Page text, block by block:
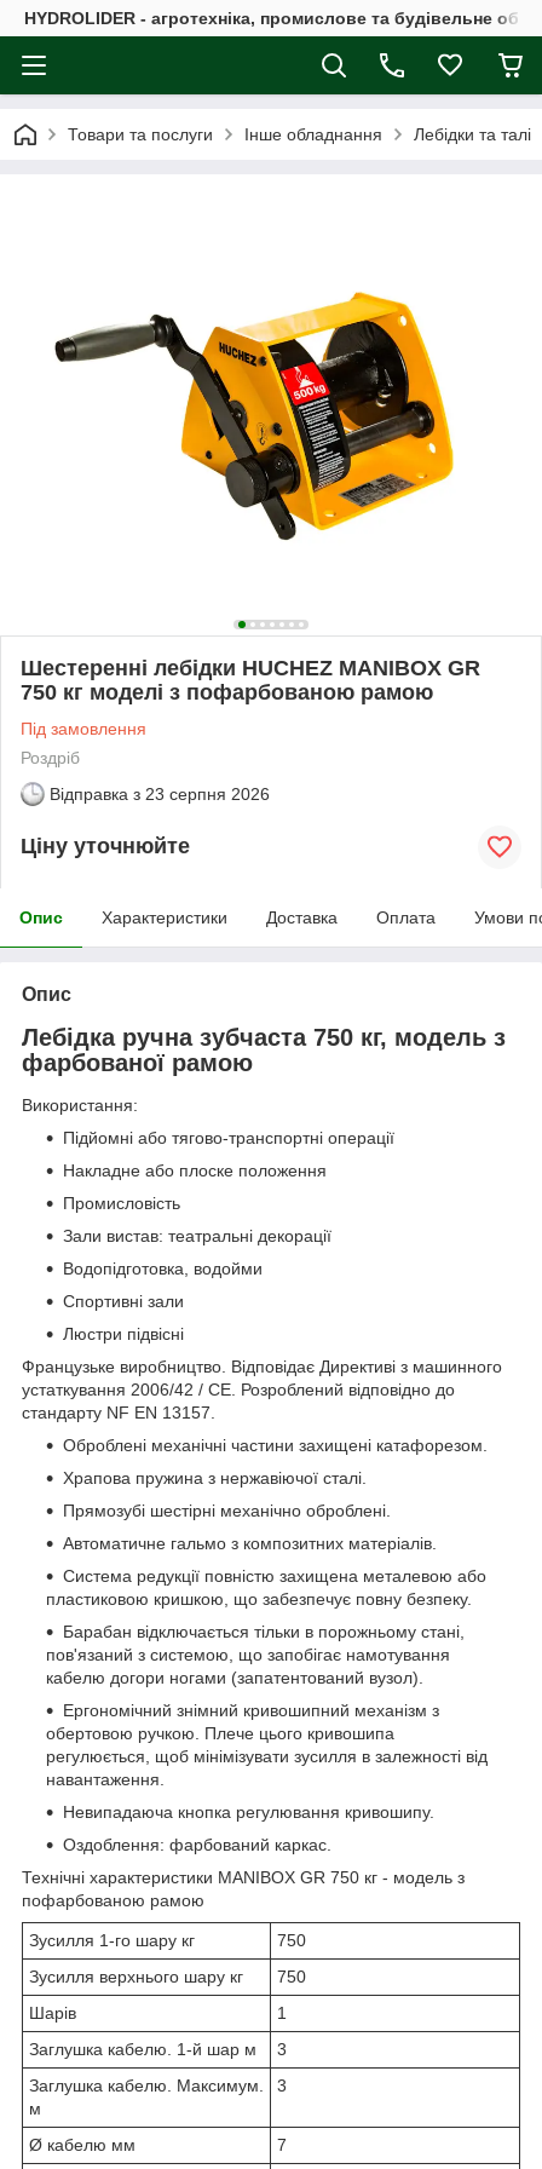
HYDROLIDER - агротехніка, промислове та будівельне
Товари та послуги Інше обладнання Лебідки та талі
Шестеренні лебідки НUCHEZ MANIBOX GR
750 кг моделі з пофарбованою рамою
Під замовлення
Роздріб
Відправка з 23 серпня 2026
Ціну уточнюйте
Опис Характеристики Доставка Оплата Умови
Опис
Лебідка ручна зубчаста 750 кг, модель з
фарбованої рамою
Використання:
Підйомні або тягово-транспортні операції
Накладне або плоске положення
Промисловість
Зали вистав: театральні декорації
Водопідготовка, водойми
Спортивні зали
Люстри підвісні
Французьке виробництво. Відповідає Директиві з машинного
устаткування 2006/42 / CE. Розроблений відповідно до
стандарту NF EN 13157.
Оброблені механічні частини захищені катафорезом.
Храпова пружина з нержавіючої сталі.
Прямозубі шестірні механічно оброблені.
Автоматичне гальмо з композитних матеріалів.
Система редукції повністю захищена металевою або
пластиковою кришкою, що забезпечує повну безпеку.
Барабан відключається тільки в порожньому стані,
пов'язаний з системою, що запобігає намотування
кабелю догори ногами (запатентований вузол).
Ергономічний знімний кривошипний механізм з
обертовою ручкою. Плече цього кривошипа
регулюється, щоб мінімізувати зусилля в залежності від
навантаження.
Невипадаюча кнопка регулювання кривошипу.
Оздоблення: фарбований каркас.
Технічні характеристики MANIBOX GR 750 кг - модель з
пофарбованою рамою
Зусилля 1-го шару кг
750
Зусилля верхнього шару кг
750
Шарів
1
Заглушка кабелю. 1-й шар м
3
Заглушка кабелю. Максимум.
м
3
Ø кабелю мм 7